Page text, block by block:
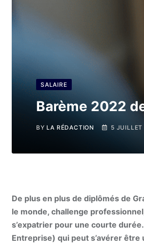
SALAIRE
Barème 2022
BY LA RÉDACTION 5
De plus en plus de diplômés de
le monde, challenge
s’expatrier pour une courte
Entreprise) qui peut s’avérer être